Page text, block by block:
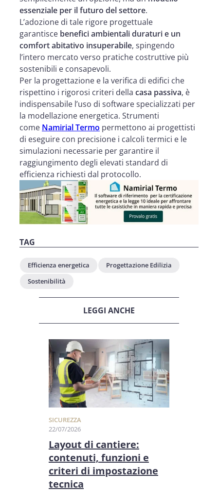
essenziale per il futuro del settore.
L’adozione di tale rigore progettuale
garantisce benefici ambientali duraturi e un
comfort abitativo insuperabile, spingendo
l’intero mercato verso pratiche costruttive più
sostenibili e consapevoli.
Per la progettazione e la verifica di edifici che
rispettino i rigorosi criteri della casa passiva, è
indispensabile l’uso di software specializzati per
la modellazione energetica. Strumenti
come Namirial Termo permettono ai progettisti
di eseguire con precisione i calcoli termici e le
simulazioni necessarie per garantire il
raggiungimento degli elevati standard di
efficienza richiesti dal protocollo.
TAG
Efficienza energetica
Progettazione Edilizia
Sostenibilità
LEGGI ANCHE
SICUREZZA
22/07/2026
Layout di cantiere:
contenuti, funzioni e
criteri di impostazione
tecnica